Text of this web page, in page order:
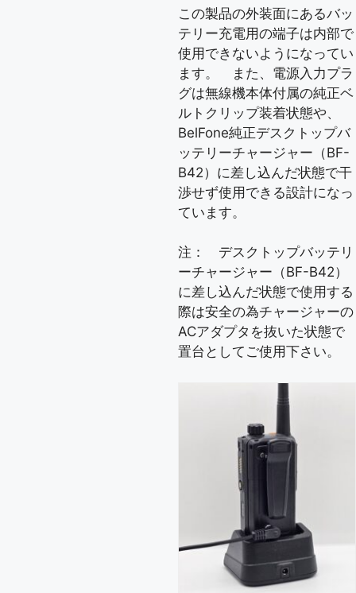
この製品の外装面にあるバッ
テリー充電用の端子は内部で
使用できないようになってい
ます。 また、電源入力プラ
グは無線機本体付属の純正ベ
ルトクリップ装着状態や、
BelFone純正デスクトップバ
ッテリーチャージャー（BF-
B42）に差し込んだ状態で干
渉せず使用できる設計になっ
ています。
注： デスクトップバッテリ
ーチャージャー（BF-B42）
に差し込んだ状態で使用する
際は安全の為チャージャーの
ACアダプタを抜いた状態で
置台としてご使用下さい。